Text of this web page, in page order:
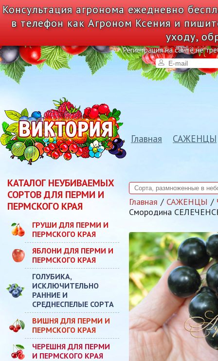
Консультация агронома ежедневно
в телефон как Агроном Ксения и
уходу,
Регистрация на сайте не
Главная САЖЕНЦЫ
КАТАЛОГ НЕУБИВАЕМЫХ
СОРТОВ ДЛЯ ПЕРМИ И
ПЕРМСКОГО КРАЯ
ГРУШИ ДЛЯ ПЕРМИ И
ПЕРМСКОГО КРАЯ
ЯБЛОНИ ДЛЯ ПЕРМИ И
ПЕРМСКОГО КРАЯ
ГОЛУБИКА,
ИСКЛЮЧИТЕЛЬНО
РАННИЕ И
СРЕДНЕСПЕЛЫЕ СОРТА
ВИШНЯ ДЛЯ ПЕРМИ И
ПЕРМСКОГО КРАЯ
ЧЕРЕШНЯ ДЛЯ ПЕРМИ
И ПЕРМСКОГО КРАЯ
Главная САЖЕНЦЫ
Смородина